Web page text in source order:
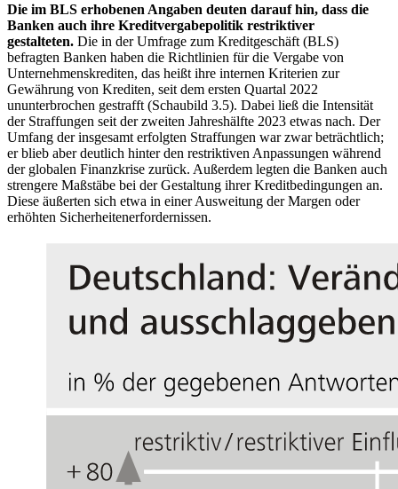
Die im BLS erhobenen Angaben deuten darauf hin, dass die
Banken auch ihre Kreditvergabepolitik restriktiver
gestalteten. Die in der Umfrage zum Kreditgeschäft (BLS)
befragten Banken haben die Richtlinien für die Vergabe von
Unternehmenskrediten, das heißt ihre internen Kriterien zur
Gewährung von Krediten, seit dem ersten Quartal 2022
ununterbrochen gestrafft (Schaubild 3.5). Dabei ließ die Intensität
der Straffungen seit der zweiten Jahreshälfte 2023 etwas nach. Der
Umfang der insgesamt erfolgten Straffungen war zwar beträchtlich;
er blieb aber deutlich hinter den restriktiven Anpassungen während
der globalen Finanzkrise zurück. Außerdem legten die Banken auch
strengere Maßstäbe bei der Gestaltung ihrer Kreditbedingungen an.
Diese äußerten sich etwa in einer Ausweitung der Margen oder
erhöhten Sicherheitenerfordernissen.